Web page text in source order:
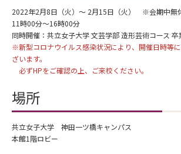
2022年2月8日（火）～ 2月15日（火） ※会期中無
11時00分～16時00分
同時開催：共立女子大学 文芸学部 造形芸術コース
※新型コロナウイルス感染状況により、開催日時等
ざいます。
必ずHPをご確認の上、ご来校ください。
場所
共立女子大学 神田一ツ橋キャンパス
本館1階ロビー